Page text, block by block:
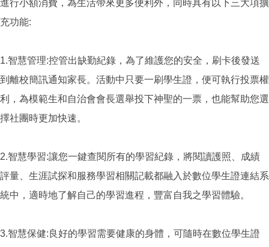
進行小額消費，為生活帶來更多便利外，同時具有以下三大項擴
充功能:
1.智慧管理:控管出缺勤紀錄，為了維護您的安全，刷卡後發送
到離校簡訊通知家長。活動中只要一刷學生證，便可執行投票權
利，為模範生和自治會會長選舉投下神聖的一票，也能幫助您選
擇社團時更加快速。
2.智慧學習:讓您一鍵查閱所有的學習紀錄，將閱讀護照、成績
評量、生涯試探和服務學習相關記載都融入於數位學生證連結系
統中，適時地了解自己的學習進程，豐富自我之學習體驗。
3.智慧保健:良好的學習需要健康的身體，可隨時在數位學生證